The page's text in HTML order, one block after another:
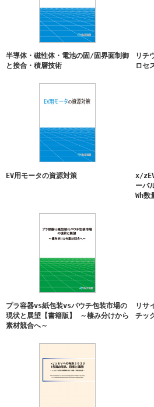
2023/7/14
『リサイクル材・バイ
と仕組』発刊
2023/5/24 『6G/7Gのキーデバイ
2022/10/20
『発泡成形・中空成形
の準備と、環境負荷
『リチウムイオン電
イ』発刊
2022/7/27
『次世代パワーエレク
発刊
2022/6/23
『東南アジアの食品
ー包装材料 実態と将
性能分析』発刊
『EV用リチウムイオ
チェーン』発刊
『弾性波デバイス 徹
2022/1/28 『延伸による高分子の
2021/9/29
『世界のレトルトフィ
態と将来展望 2020-
2021/4/26
『接着・接合の支配
『距離・画像センサの
『水中･液中における
半導体・磁性体・電池の固/固界面制御
と接合・積層技術
リチ
ロセ
EV用モータの資源対策
x/
ーバ
Wh数
プラ容器vs紙包装vsパウチ包装市場の
現状と展望【書籍版】 ～棲み分けから
素材競合へ～
リサ
チッ